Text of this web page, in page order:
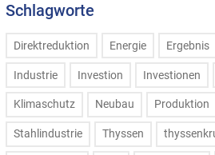
Schlagworte
Direktreduktion Energie Ergebnis
Industrie Investion Investionen
Klimaschutz Neubau Produktion
Stahlindustrie Thyssen